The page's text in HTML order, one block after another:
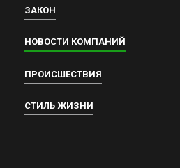
ЗАКОН
НОВОСТИ КОМПАНИЙ
ПРОИСШЕСТВИЯ
СТИЛЬ ЖИЗНИ